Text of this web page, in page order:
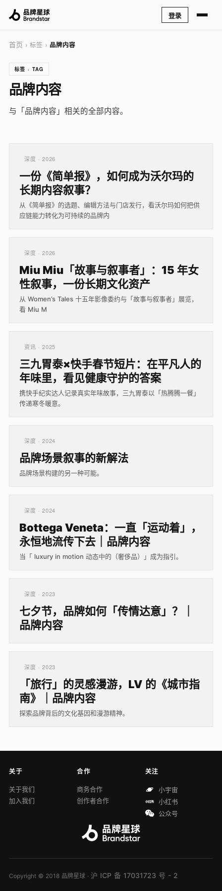
登录
首页 › 标签 › 品牌内容
标签 · TAG
品牌内容
与「品牌内容」相关的全部内容。
深度 · 2026
一份《简单报》，如何成为沃尔玛的
长期内容叙事？
从《简单报》的选题、编辑方法与门店发行，看沃尔玛如何把供
应链能力转化为可持续的品牌内
深度 · 2026
Miu Miu「故事与叙事者」：15 年女
性叙事，一份长期文化资产
从 Women’s Tales 十五年影像委约与「故事与叙事者」展览，
看 Miu M
资讯 · 2025
三九胃泰×快手春节短片：在平凡人的
年味里，看见健康守护的答案
携快手纪实达人记录真实年味故事，三九胃泰以「热腾腾一餐」
传递寒冬暖意。
深度 · 2024
品牌场景叙事的新解法
品牌场景构建的另一种可能。
深度 · 2024
Bottega Veneta：一直「运动着」，
永恒地流传下去｜品牌内容
当「 luxury in motion 动态中的（奢侈品）」成为指引。
深度 · 2023
七夕节，品牌如何「传情达意」？｜
品牌内容
深度 · 2023
「旅行」的灵感漫游，LV 的《城市指
南》｜品牌内容
探索品牌背后的文化基因和漫游精神。
关于
关于我们
加入我们
合作
商务合作
创作者合作
关注
小宇宙
小红书
公众号
Copyright © 2018 品牌星球 · 沪 ICP 备 17031723 号 - 2